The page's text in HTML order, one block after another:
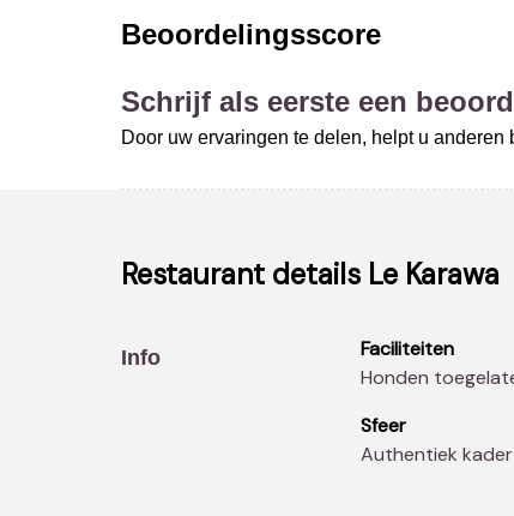
Beoordelingsscore
Schrijf als eerste een
Door uw ervaringen te delen, helpt u anderen
Restaurant details Le Karawa
Info
Faciliteiten
Honden
Sfeer
Authentiek kader